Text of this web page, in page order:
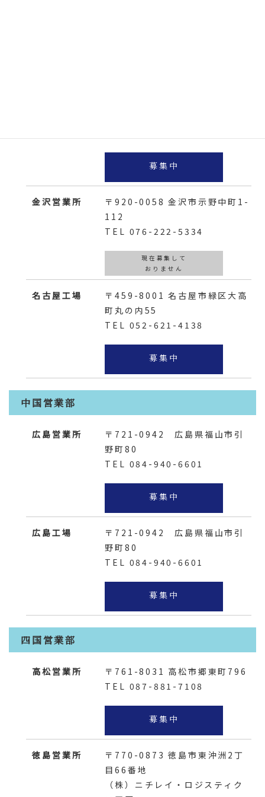
募集中
金沢営業所 〒920-0058金沢市示野中町1-
112
TEL 076-222-5334
現在募集して
おりません
名古屋工場 〒459-8001名古屋市緑区大高
町丸の内55
TEL 052-621-4138
募集中
中国営業部
広島営業所 〒721-0942 広島県福山市引
野町80
TEL 084-940-6601
募集中
広島工場 〒721-0942 広島県福山市引
野町80
TEL 084-940-6601
募集中
四国営業部
高松営業所 〒761-8031 高松市郷東町796
TEL 087-881-7108
募集中
徳島営業所 〒770-0873徳島市東沖洲2丁
目66番地
（株）ニチレイ・ロジスティク